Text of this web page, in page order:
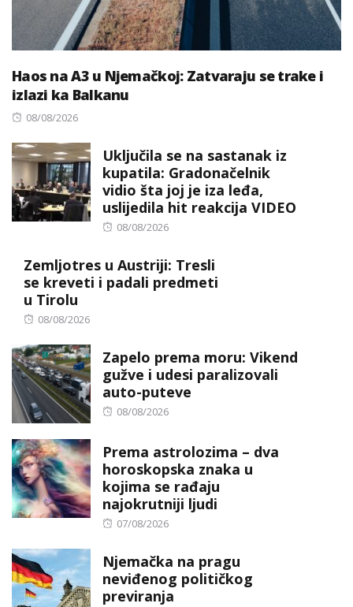
Haos na A3 u Njemačkoj: Zatvaraju se trake i
izlazi ka Balkanu
Posted
08/08/2026
Uključila se na sastanak iz
kupatila: Gradonačelnik
vidio šta joj je iza leđa,
uslijedila hit reakcija VIDEO
Posted
08/08/2026
Zemljotres u Austriji: Tresli
se kreveti i padali predmeti
u Tirolu
Posted
08/08/2026
Zapelo prema moru: Vikend
gužve i udesi paralizovali
auto-puteve
Posted
08/08/2026
Prema astrolozima – dva
horoskopska znaka u
kojima se rađaju
najokrutniji ljudi
Posted
07/08/2026
Njemačka na pragu
neviđenog političkog
previranja